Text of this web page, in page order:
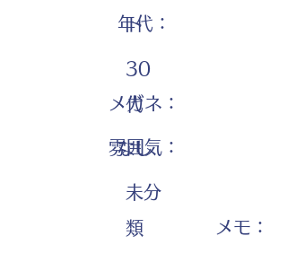
ト
年代：
30
代
メガネ：
なし
雰囲気：
未分
類
​メモ：